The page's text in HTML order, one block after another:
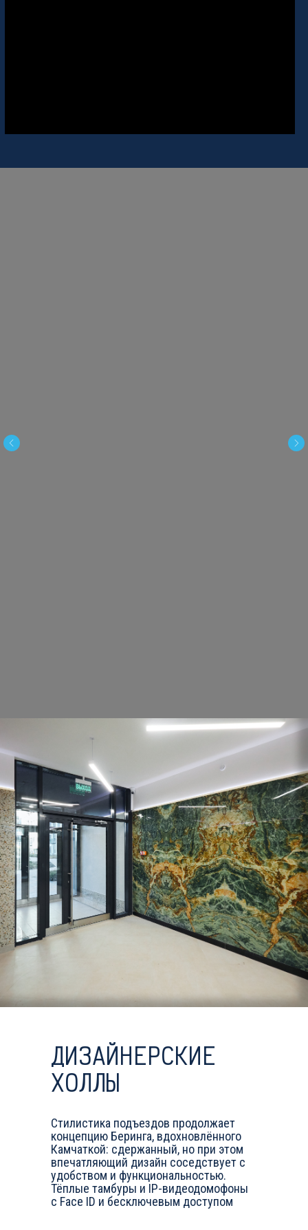
ДИЗАЙНЕРСКИЕ
ХОЛЛЫ
Стилистика подъездов продолжает
концепцию Беринга, вдохновлённого
Камчаткой: сдержанный, но при этом
впечатляющий дизайн соседствует с
удобством и функциональностью.
Тёплые тамбуры и IP-видеодомофоны
с Face ID и бесключевым доступом